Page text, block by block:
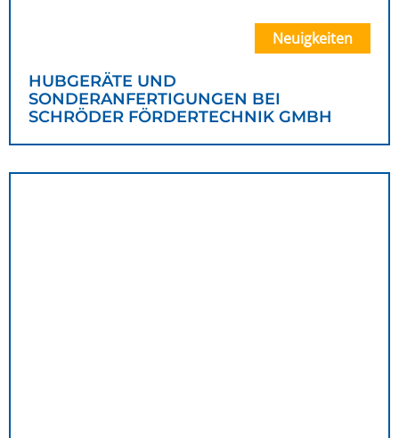
HUBGERÄTE UND
SONDERANFERTIGUNGEN BEI
SCHRÖDER FÖRDERTECHNIK GMBH
Neuigkeiten